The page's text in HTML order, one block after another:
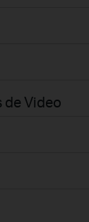
de Video